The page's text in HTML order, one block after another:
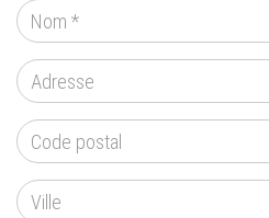
NOM*
ADRESSE
CODE POSTAL
VILLE